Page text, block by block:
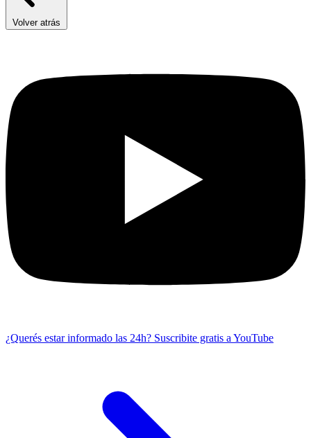
Volver atrás
¿Querés estar informado las 24h? Suscribite gratis a YouTube